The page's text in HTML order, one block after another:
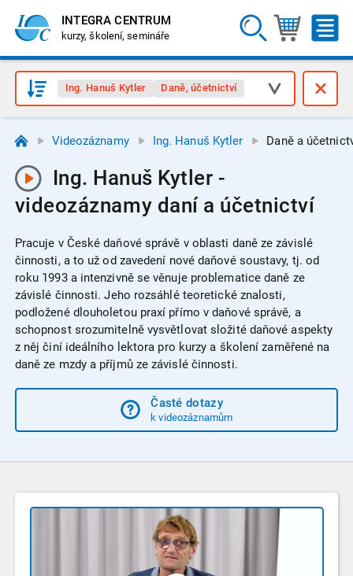
INTEGRA CENTRUM
kurzy, školení, semináře
Ing. Hanuš Kytler Daně, účetnictví
Videozáznamy Ing. Hanuš Kytler Daně a
Ing. Hanuš Kytler -
videozáznamy daní a účetnictví
Pracuje v České daňové správě v oblasti daně ze závislé
činnosti, a to už od zavedení nové daňové soustavy, tj. od
roku 1993 a intenzivně se věnuje problematice daně ze
závislé činnosti. Jeho rozsáhlé teoretické znalosti,
podložené dlouholetou praxí přímo v daňové správě, a
schopnost srozumitelně vysvětlovat složité daňové aspekty
z něj činí ideálního lektora pro kurzy a školení zaměřené na
daně ze mzdy a příjmů ze závislé činnosti.
Časté dotazy
k videozáznamům